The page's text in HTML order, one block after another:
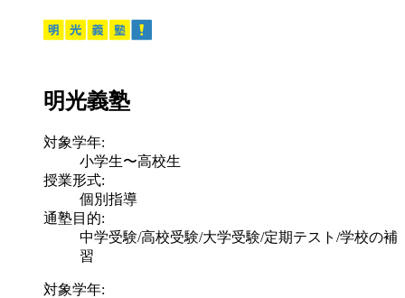
明光義塾
対象学年:
小学生〜高校生
授業形式:
個別指導
通塾目的:
中学受験/高校受験/大学受験/定期テスト/学校の補
習
対象学年: